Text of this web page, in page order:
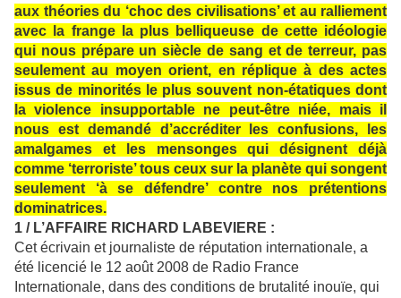
aux théories du ‘choc des civilisations’ et au ralliement
avec la frange la plus belliqueuse de cette idéologie
qui nous prépare un siècle de sang et de terreur, pas
seulement au moyen orient, en réplique à des actes
issus de minorités le plus souvent non-étatiques dont
la violence insupportable ne peut-être niée, mais il
nous est demandé d’accréditer les confusions, les
amalgames et les mensonges qui désignent déjà
comme ‘terroriste’ tous ceux sur la planète qui songent
seulement ‘à se défendre’ contre nos prétentions
dominatrices.
1 / L’AFFAIRE RICHARD LABEVIERE :
Cet écrivain et journaliste de réputation internationale, a
été licencié le 12 août 2008 de Radio France
Internationale, dans des conditions de brutalité inouïe, qui